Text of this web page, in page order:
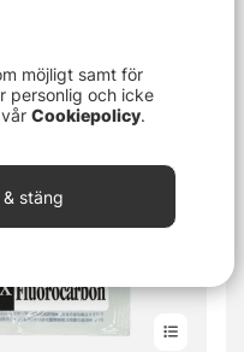
möjligt samt för
personlig och icke
Cookiepolicy.
stäng